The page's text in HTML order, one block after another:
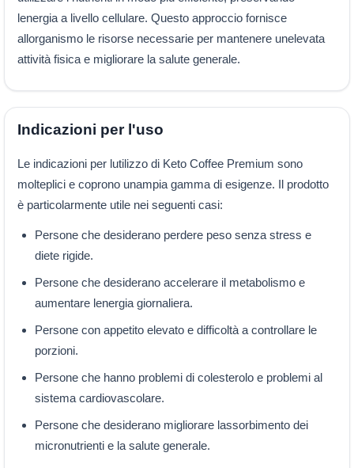
lenergia a livello cellulare. Questo approccio fornisce
allorganismo le risorse necessarie per mantenere unelevata
attività fisica e migliorare la salute generale.
Indicazioni per l'uso
Le indicazioni per lutilizzo di Keto Coffee Premium sono
molteplici e coprono unampia gamma di esigenze. Il prodotto
è particolarmente utile nei seguenti casi:
Persone che desiderano perdere peso senza stress e
diete rigide.
Persone che desiderano accelerare il metabolismo e
aumentare lenergia giornaliera.
Persone con appetito elevato e difficoltà a controllare le
porzioni.
Persone che hanno problemi di colesterolo e problemi al
sistema cardiovascolare.
Persone che desiderano migliorare lassorbimento dei
micronutrienti e la salute generale.